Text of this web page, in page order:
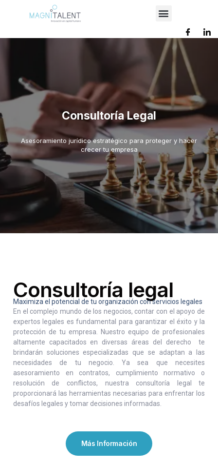
Consultoría Legal
Asesoramiento jurídico estratégico para proteger y hacer
crecer tu empresa
Consultoría legal
Maximiza el potencial de tu organización con servicios legales
En el complejo mundo de los negocios, contar con el apoyo de
expertos legales es fundamental para garantizar el éxito y la
protección de tu empresa. Nuestro equipo de profesionales
altamente capacitados en diversas áreas del derecho te
brindarán soluciones especializadas que se adaptan a las
necesidades de tu negocio. Ya sea que necesites
asesoramiento en contratos, cumplimiento normativo o
resolución de conflictos, nuestra consultoría legal te
proporcionará las herramientas necesarias para enfrentar los
desafíos legales y tomar decisiones informadas.
Más Información